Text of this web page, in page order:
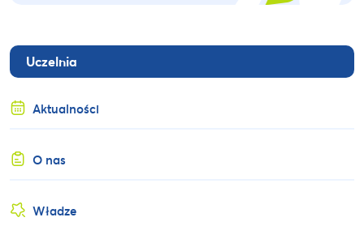
Uczelnia
Aktualności
O nas
Władze